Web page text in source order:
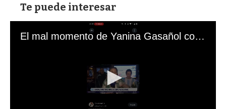
Te puede interesar
El mal momento de Yanina Gasañol con un hincha argentino en "Subrayado"